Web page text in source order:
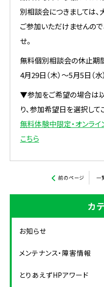
別相談会につきましては
ご参加いただけませんの
せ。
無料個別相談会の休止期
4月29日（木）〜5月5日（水）
▼参加をご希望の場合は以
り、参加希望日を選択して
無料体験中限定・オンラ
こちら
前のページ 一
カ
お知らせ
メンテナンス・障害情報
とりあえずHPアワード